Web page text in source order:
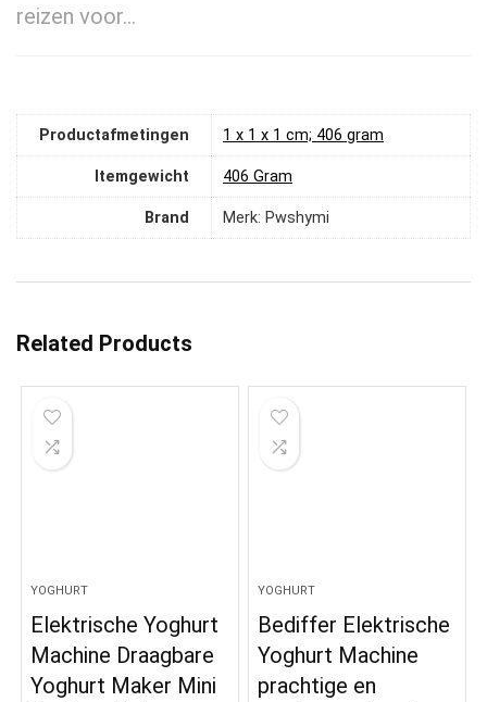
reizen voor…
Productafmetingen ‎1 x 1 x 1 cm; 406 gram
Itemgewicht ‎406 Gram
Brand Merk: Pwshymi
Related Products
YOGHURT
Elektrische Yoghurt
Machine Draagbare
Yoghurt Maker Mini
YOGHURT
Bediffer Elektrische
Yoghurt Machine
prachtige en